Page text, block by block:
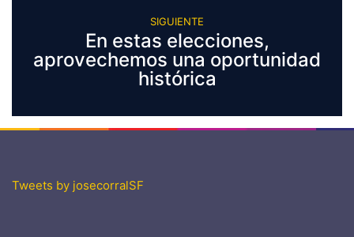
SIGUIENTE
En estas elecciones,
aprovechemos una oportunidad
histórica
Tweets by josecorralSF